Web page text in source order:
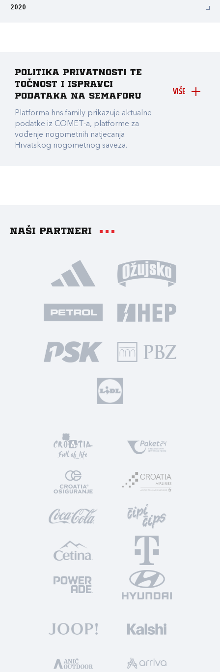
2020
VIŠE
Politika privatnosti te
točnost i ispravci
podataka na Semaforu
Platforma hns.family prikazuje aktualne
podatke iz COMET-a, platforme za
vođenje nogometnih natjecanja
Hrvatskog nogometnog saveza.
Naši partneri